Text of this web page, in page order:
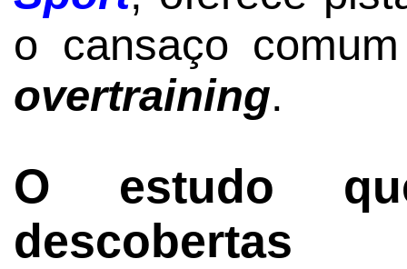
o cansaço
overtraining.
O estudo
descobertas